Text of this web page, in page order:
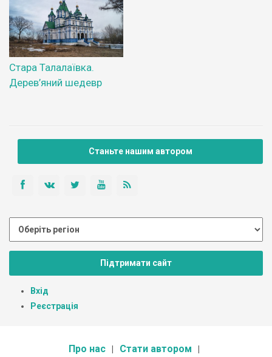
Стара Талалаївка.
Дерев’яний шедевр
Станьте нашим автором
Підтримати сайт
Вхід
Реєстрація
Про нас Стати автором